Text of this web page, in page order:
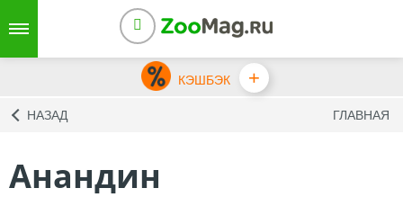
КЭШБЭК +
НАЗАД ГЛАВНАЯ
Анандин